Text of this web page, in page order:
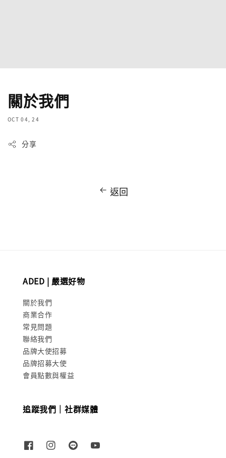
關於我們
OCT 04, 24
分享
返回
ADED | 嚴選好物
關於我們
商業合作
常見問題
聯絡我們
品牌大使招募
品牌招募大使
會員點數與權益
追蹤我們｜社群媒體